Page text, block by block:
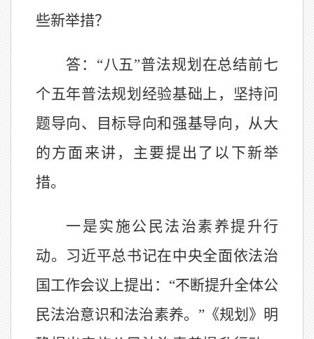
些新举措？
答： “八五”普法规划在总结前七
个五年普法规划经验基础上，坚持问
题导向、目标导向和强基导向，从大
的方面来讲，主要提出了以下新举
措。
一是实施公民法治素养提升行
动。习近平总书记在中央全面依法治
国工作会议上提出： “不断提升全体公
民法治意识和法治素养。”《规划》明